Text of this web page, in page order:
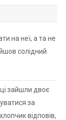
на неї, а та не
солідний
зайшли двоє
за
відповів,